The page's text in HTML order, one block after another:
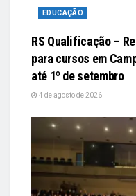
EDUCAÇÃO
RS Qualificação –
para cursos em
até 1º de setembro
4 de agosto de 2026